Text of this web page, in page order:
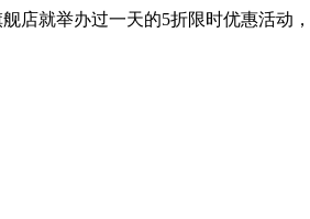
店就举办过一天的5折限时优惠活